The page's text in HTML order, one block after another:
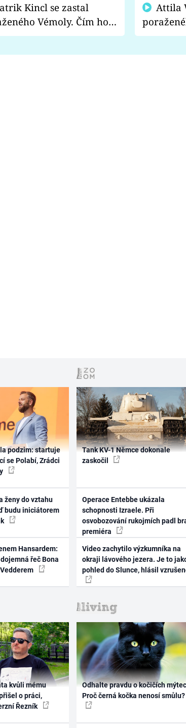
Vémoly. Čím ho
naštvali?
chce
podzim: startuje
se Polabí, Zrádci
ženy do vztahu
budu iniciátorem
Hansardem:
řeč Bona
Tank KV-1 Němce dokonale
zaskočil
Operace Entebbe ukázala
schopnosti Izraele. Při
osvobozování rukojmích padl
premiéra
Video zachytilo výzkumníka na
okraji lávového jezera. Je to
pohled do Slunce, hlásil
kvůli mému
o práci,
Řezník
Odhalte pravdu o kočičích
Proč černá kočka nenosí smůlu?